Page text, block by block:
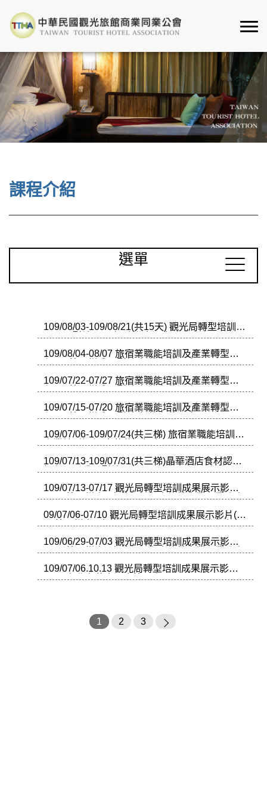
課程介紹
選單
109/08/03-109/08/21(共15天) 觀光局轉型培訓成
果展示影片(6-5)-娜路彎大酒店
109/08/04-08/07 旅宿業職能培訓及產業轉型課
程6-2 第三梯成果影片-新竹老爺酒店
109/07/22-07/27 旅宿業職能培訓及產業轉型課
程6-2 第二梯成果影片-新竹老爺酒店
109/07/15-07/20 旅宿業職能培訓及產業轉型課
程6-2 第一梯成果影片-新竹老爺酒店
109/07/06-109/07/24(共三梯) 旅宿業職能培訓及
產業轉型課程-古華花園飯店
109/07/13-109/07/31(共三梯)晶華酒店食材認識
課程(6-3)成果影片
109/07/13-07/17 觀光局轉型培訓成果展示影片
(5-3)(第三梯次)-中華民國觀光旅館商業同業公會
09/07/06-07/10 觀光局轉型培訓成果展示影片(5-
3)(第二梯次)-中華民國觀光旅館商業同業公會
109/06/29-07/03 觀光局轉型培訓成果展示影片
(5-3)(第一梯次)-中華民國觀光旅館商業同業公會
109/07/06.10.13 觀光局轉型培訓成果展示影片
(5-2)-台北老爺大酒店第三案
1 2 3